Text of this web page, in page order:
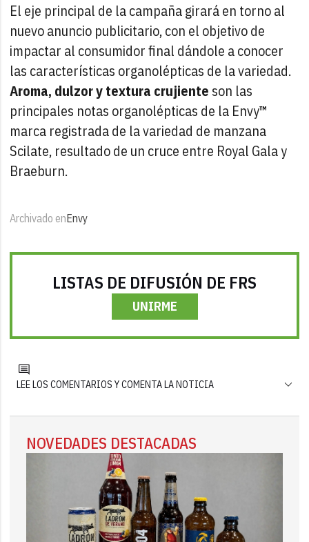
El eje principal de la campaña girará en torno al
nuevo anuncio publicitario, con el objetivo de
impactar al consumidor final dándole a conocer
las características organolépticas de la variedad.
Aroma, dulzor y textura crujiente son las
principales notas organolépticas de la Envy™
marca registrada de la variedad de manzana
Scilate, resultado de un cruce entre Royal Gala y
Braeburn.
Archivado enEnvy
LISTAS DE DIFUSIÓN DE FRS
UNIRME
LEE LOS COMENTARIOS Y COMENTA LA NOTICIA
NOVEDADES DESTACADAS